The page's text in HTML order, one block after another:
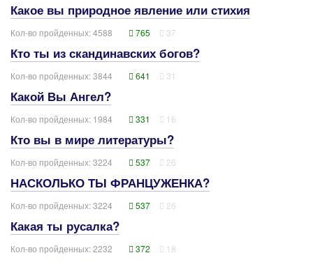
Какое вы природное явление или стихия
Кол-во пройденных: 4588 765 37
Кто ты из скандинавских богов?
Кол-во пройденных: 3844 641 31
Какой Вы Ангел?
Кол-во пройденных: 1984 331 16
Кто вы в мире литературы?
Кол-во пройденных: 3224 537 26
НАСКОЛЬКО ТЫ ФРАНЦУЖЕНКА?
Кол-во пройденных: 3224 537 26
Какая ты русалка?
Кол-во пройденных: 2232 372 18